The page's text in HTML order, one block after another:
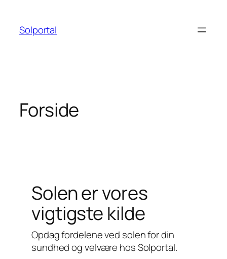
indhold
Solportal
Forside
Solen er vores
vigtigste kilde
Opdag fordelene ved solen for din
sundhed og velvære hos Solportal.